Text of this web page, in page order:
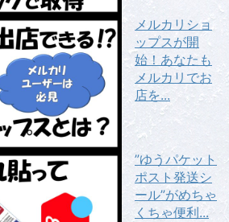
メルカリショ
ップスが開
始！あなたも
メルカリでお
店を...
”ゆうパケット
ポスト発送シ
ール”がめちゃ
くちゃ便利...